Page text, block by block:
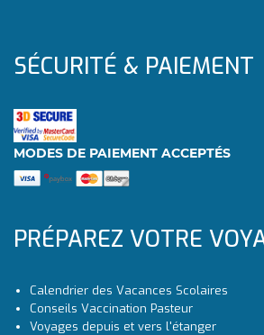
SÉCURITÉ & PAIEMENT
MODES DE PAIEMENT ACCEPTÉS
PRÉPAREZ VOTRE
Calendrier des Vacances Scolaires
Conseils Vaccination Pasteur
Voyages depuis et vers l'étanger